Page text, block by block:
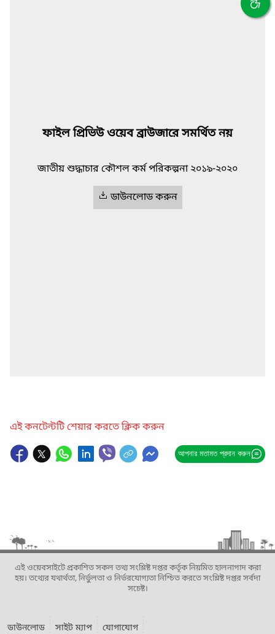
ফাইল প্রিভিউ ওয়েব ব্রাউজারে সমর্থিত নয়
জাতীয় শুদ্ধাচার কৌশল কর্ম পরিকল্পনা ২০১৯-২০২০
ডাউনলোড করুন
এই কনটেন্টটি শেয়ার করতে ক্লিক করুন
আপনার মতামত প্রদান করুন
এই ওয়েবসাইটে প্রকাশিত সকল তথ্য সংশ্লিষ্ট দপ্তর কর্তৃক নিয়মিত হালনাগাদ করা
হয়। তথ্যের যথার্থতা, নির্ভুলতা ও নির্ভরযোগ্যতা নিশ্চিত করতে সংশ্লিষ্ট দপ্তর সর্বদা
সচেষ্ট।
ডাউনলোড সাইট ম্যাপ যোগাযোগ